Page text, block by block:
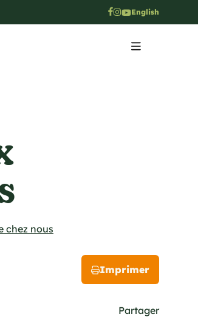
English
chez nous
Imprimer
Partager